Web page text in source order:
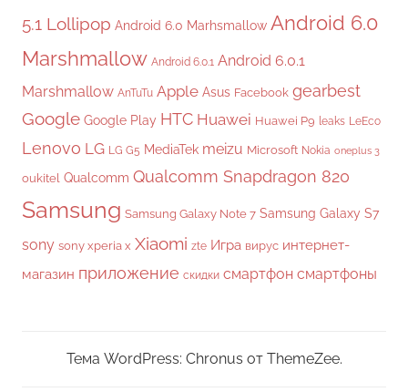
5.1 Lollipop Android 6.0 Marhsmallow Android 6.0
Marshmallow Android 6.0.1 Android 6.0.1
Marshmallow AnTuTu Apple Asus Facebook gearbest
Google Google Play HTC Huawei Huawei P9 leaks LeEco
Lenovo LG LG G5 MediaTek meizu Microsoft Nokia oneplus 3
oukitel Qualcomm Qualcomm Snapdragon 820
Samsung Samsung Galaxy Note 7 Samsung Galaxy S7
sony sony xperia x Xiaomi zte Игра вирус интернет-
магазин приложение скидки смартфон смартфоны
Тема WordPress: Chronus от ThemeZee.